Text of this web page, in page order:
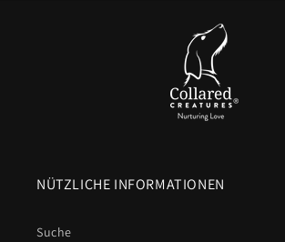
NÜTZLICHE INFORMATIONEN
Suche